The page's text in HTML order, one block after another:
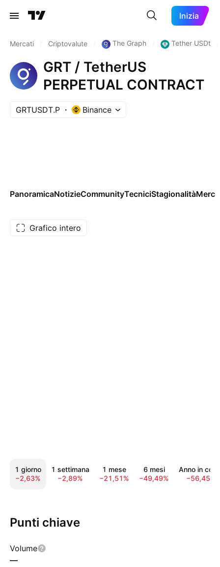
Inizia
Mercati Criptovalute The Graph Tether USDt
GRT / TetherUS
PERPETUAL CONTRACT
GRTUSDT.P Binance
PanoramicaNotizieCommunityTecniciStagionalità
Grafico intero
1 giorno
−2,63%
1 settimana
−2,89%
1 mese
−21,51%
6 mesi
−49,49%
Anno in
−56,45%
Punti chiave
Volume
—